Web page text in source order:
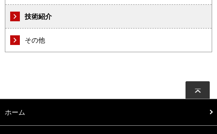
技術紹介
その他
ホーム